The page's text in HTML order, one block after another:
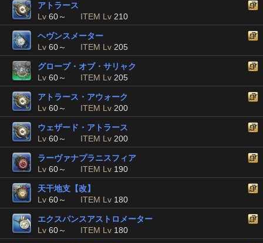
アトラース
Lv 60～ ITEM Lv 210
ヘヴンスメーター
Lv 60～ ITEM Lv 205
グローブ・オブ・サリャク
Lv 60～ ITEM Lv 205
アトラース・アウォーク
Lv 60～ ITEM Lv 200
ウェザード・アトラース
Lv 60～ ITEM Lv 200
ラーヴァナプラニスフィア
Lv 60～ ITEM Lv 190
天干地支【改】
Lv 60～ ITEM Lv 180
エクスパンスアストロメーター
Lv 60～ ITEM Lv 180